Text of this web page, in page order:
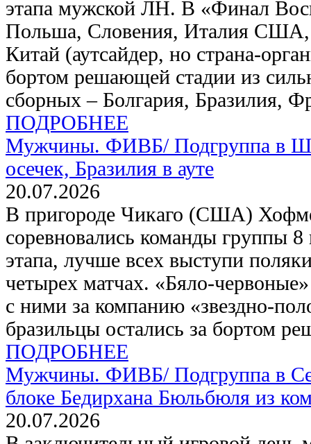
этапа мужской ЛН. В «Финал
Польша, Словения, Италия США,
Китай (аутсайдер, но страна-
бортом решающей стадии из
сборных – Болгария, Бразилия,
ПОДРОБНЕЕ
Мужчины. ФИВБ/ Подгруппа в
осечек, Бразилия в ауте
20.07.2026
В пригороде Чикаго (США)
соревновались команды группы 8
этапа, лучше всех выступи
четырех матчах. «Бяло-
с ними за компанию «звездно-
бразильцы остались за бортом
ПОДРОБНЕЕ
Мужчины. ФИВБ/ Подгруппа в
блоке Бедирхана Бюльбюля из
20.07.2026